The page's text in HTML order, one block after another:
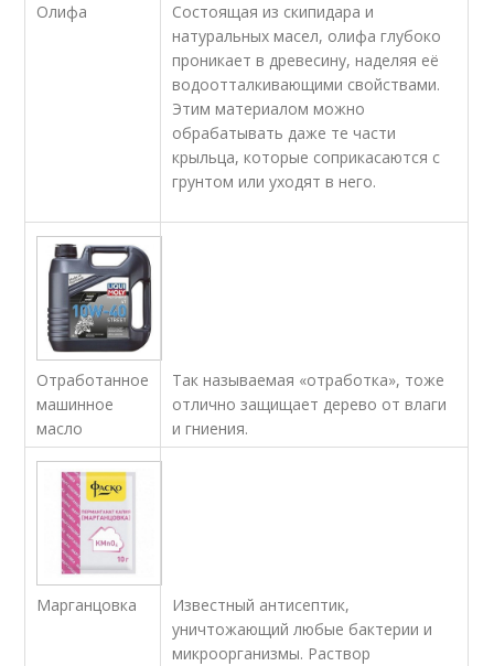
Олифа
Состоящая из скипидара и
натуральных масел, олифа глубоко
проникает в древесину, наделяя её
водоотталкивающими свойствами.
Этим материалом можно
обрабатывать даже те части
крыльца, которые соприкасаются с
грунтом или уходят в него.
Отработанное
машинное
масло
Так называемая «отработка», тоже
отлично защищает дерево от влаги
и гниения.
Марганцовка
Известный антисептик,
уничтожающий любые бактерии и
микроорганизмы. Раствор